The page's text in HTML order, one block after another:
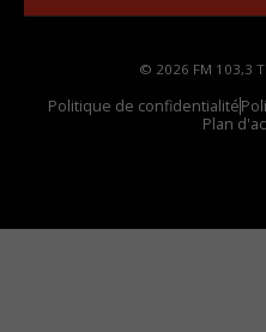
© 2026 FM 103,3
Politique de confidentialité
Plan